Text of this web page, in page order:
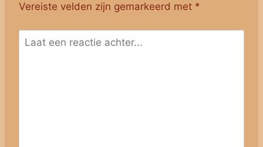
Vereiste velden zijn gemarkeerd met *